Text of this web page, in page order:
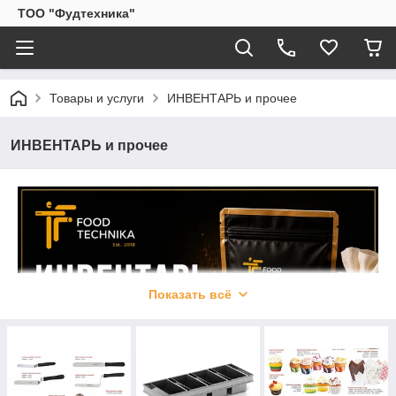
ТОО "Фудтехника"
Товары и услуги ИНВЕНТАРЬ и прочее
ИНВЕНТАРЬ и прочее
Показать всё